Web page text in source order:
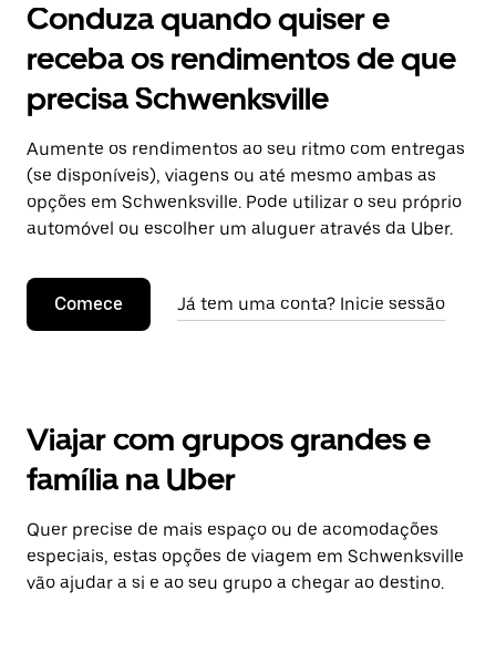
Conduza quando quiser e
receba os rendimentos de que
precisa Schwenksville
Aumente os rendimentos ao seu ritmo com entregas
(se disponíveis), viagens ou até mesmo ambas as
opções em Schwenksville. Pode utilizar o seu próprio
automóvel ou escolher um aluguer através da Uber.
Comece Já tem uma conta? Inicie sessão
Viajar com grupos grandes e
família na Uber
Quer precise de mais espaço ou de acomodações
especiais, estas opções de viagem em Schwenksville
vão ajudar a si e ao seu grupo a chegar ao destino.